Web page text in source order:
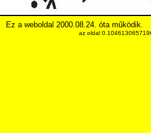
Ez a weboldal 2000.08.24. óta működik.
az oldal